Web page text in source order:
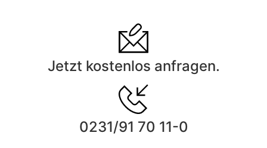
Jetzt kostenlos anfragen.
0231/91 70 11-0